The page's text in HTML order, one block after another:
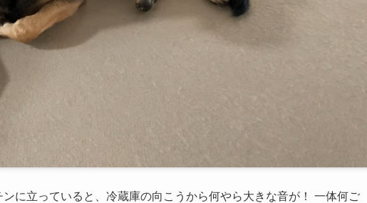
に立っていると、冷蔵庫の向こうから何やら大きな音が！ 一体何ご